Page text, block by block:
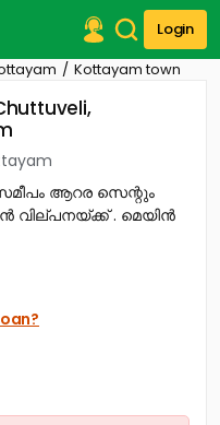
Login
Kottayam town
ആറര സെന്റും
വില്പനയ്ക്ക് . മെയിൻ